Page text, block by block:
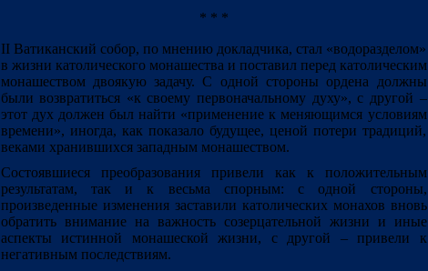
* * *
II Ватиканский собор, по мнению докладчика, стал «водоразделом»
в жизни католического монашества и поставил перед католическим
монашеством двоякую задачу. С одной стороны ордена должны
были возвратиться «к своему первоначальному духу», с другой –
этот дух должен был найти «применение к меняющимся условиям
времени», иногда, как показало будущее, ценой потери традиций,
веками хранившихся западным монашеством.
Состоявшиеся преобразования привели как к положительным
результатам, так и к весьма спорным: с одной стороны,
произведенные изменения заставили католических монахов вновь
обратить внимание на важность созерцательной жизни и иные
аспекты истинной монашеской жизни, с другой – привели к
негативным последствиям.